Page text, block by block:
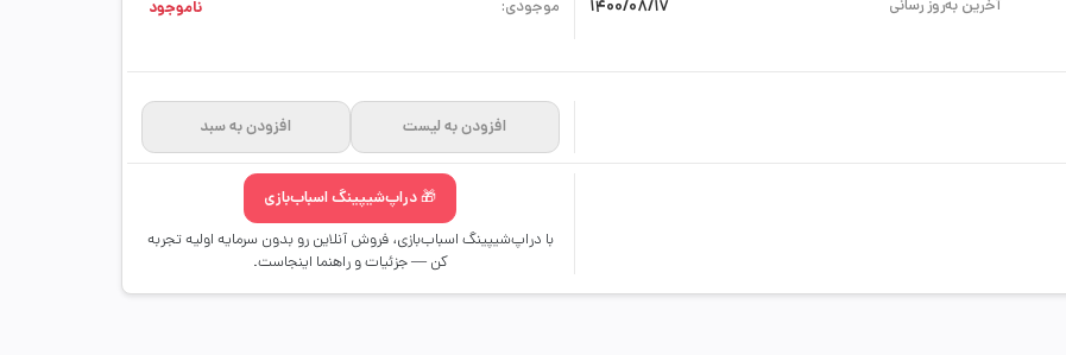
آخرین به‌روز رسانی 1400/08/17 موجودی: ناموجود
افزودن به لیست افزودن به سبد
🎁 دراپ‌شیپینگ اسباب‌بازی
با دراپ‌شیپینگ اسباب‌بازی، فروش آنلاین رو بدون سرمایه اولیه تجربه
کن — جزئیات و راهنما اینجاست.